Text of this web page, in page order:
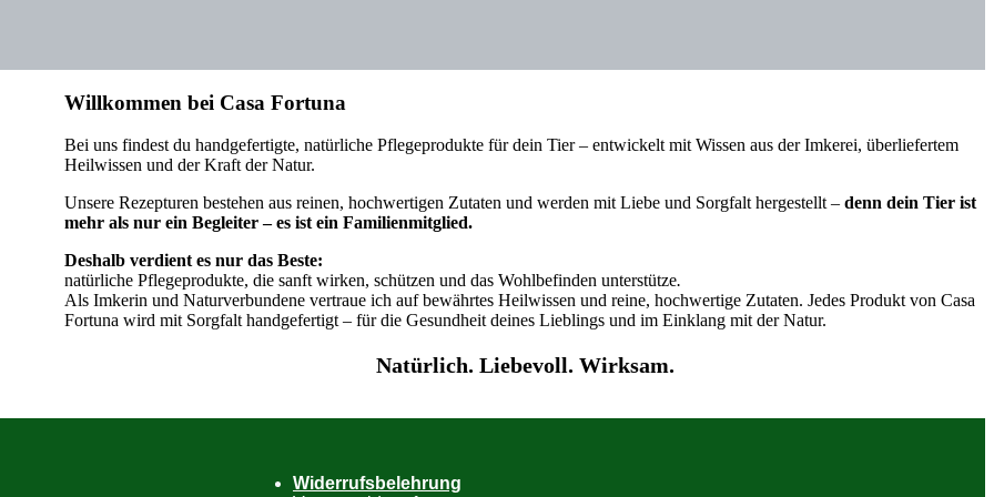
Willkommen bei Casa Fortuna
Bei uns findest du handgefertigte, natürliche Pflegeprodukte für dein Tier – entwickelt mit Wissen aus der Imkerei, überliefertem
Heilwissen und der Kraft der Natur.
Unsere Rezepturen bestehen aus reinen, hochwertigen Zutaten und werden mit Liebe und Sorgfalt hergestellt –denn dein Tier ist
mehr als nur ein Begleiter – es ist ein Familienmitglied.
Deshalb verdient es nur das Beste:
natürliche Pflegeprodukte, die sanft wirken, schützen und das Wohlbefinden unterstütze.
Als Imkerin und Naturverbundene vertraue ich auf bewährtes Heilwissen und reine, hochwertige Zutaten. Jedes Produkt von Casa
Fortuna wird mit Sorgfalt handgefertigt – für die Gesundheit deines Lieblings und im Einklang mit der Natur.
Natürlich. Liebevoll. Wirksam.
Widerrufsbelehrung